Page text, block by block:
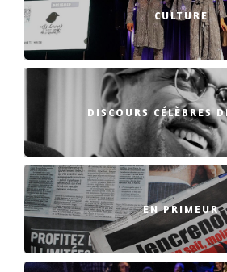
CULTURE
DISCOURS CÉLÈBRES
EN PRIMEUR